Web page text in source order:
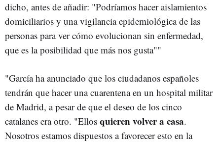
dicho, antes de añadir: "Podríamos hacer aislamientos
domiciliarios y una vigilancia epidemiológica de las
personas para ver cómo evolucionan sin enfermedad,
que es la posibilidad que más nos gusta""
"García ha anunciado que los ciudadanos españoles
tendrán que hacer una cuarentena en un hospital militar
de Madrid, a pesar de que el deseo de los cinco
catalanes era otro. "Ellos quieren volver a casa.
Nosotros estamos dispuestos a favorecer esto en la